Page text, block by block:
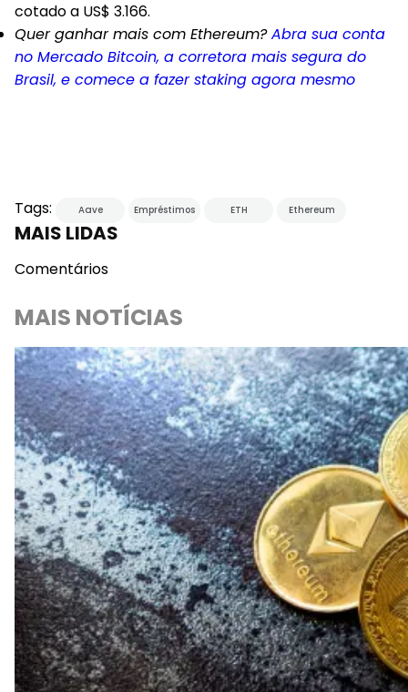
cotado a US$ 3.166.
Quer ganhar mais com Ethereum?Abra sua conta
no Mercado Bitcoin, a corretora mais segura do
Brasil, e comece a fazer staking agora mesmo
Tags: Aave Empréstimos ETH Ethereum
MAIS LIDAS
Comentários
MAIS NOTÍCIAS